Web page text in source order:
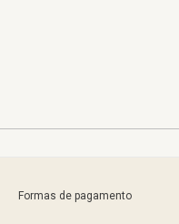
Formas de pagamento